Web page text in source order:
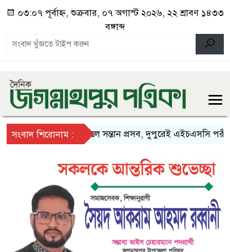
০৩:০৭ পূর্বাহ্ন, শুক্রবার, ০৭ অগাস্ট ২০২৬, ২২ শ্রাবণ ১৪৩৩
বঙ্গাব্দ
সংবাদ শিরোনাম :সকালে সন্তান প্রসব, দুপুরেই এইচএসসি পরীক্ষায়